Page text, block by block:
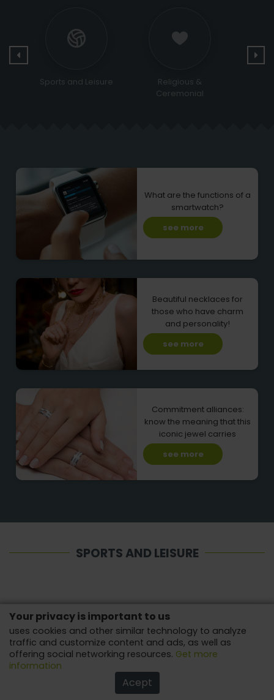
Your privacy is important to us
uses cookies and other similar technology to analyze
traffic and customize content and ads, as well as
offering social networking resources. Get more
information
Acept
Sports and Leisure
Religious &
Ceremonial
What are the functions of a
smartwatch?
see more
Beautiful necklaces for
those who have charm
and personality!
see more
Commitment alliances:
know the meaning that this
iconic jewel carries
see more
SPORTS AND LEISURE